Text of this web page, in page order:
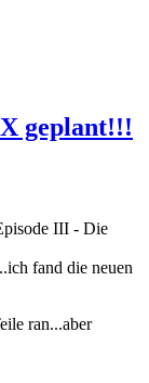
geplant!!!
III - Die
fand die neuen
ran...aber